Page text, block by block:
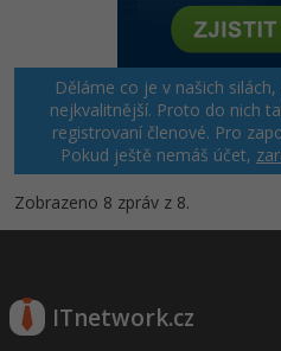
Děláme co je v našich
nejkvalitnější. Proto do nich
registrovaní členové. Pro
Pokud ještě nemáš účet,
Zobrazeno 8 zpráv z 8.
ITnetwork.cz